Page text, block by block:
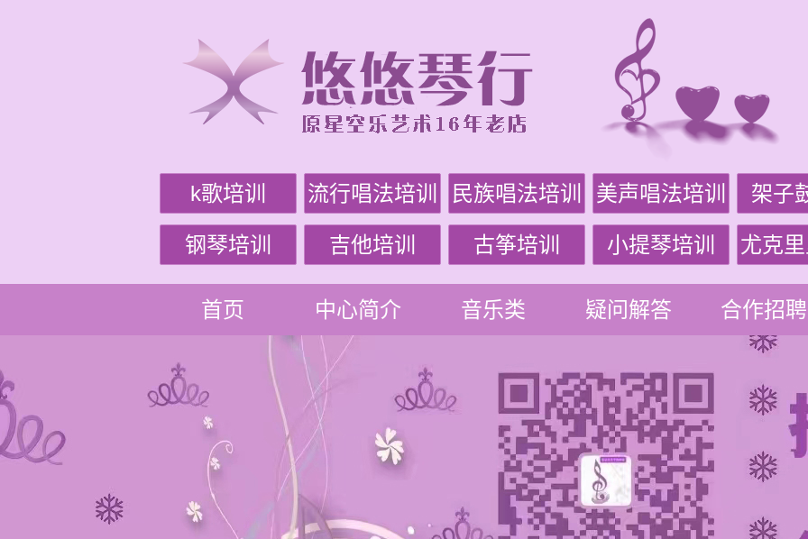
k歌培训 流行唱法培训 民族唱法培训 美声唱法培训 架子
钢琴培训 吉他培训 古筝培训 小提琴培训 尤克
首页 中心简介 音乐类 疑问解答 合作招聘